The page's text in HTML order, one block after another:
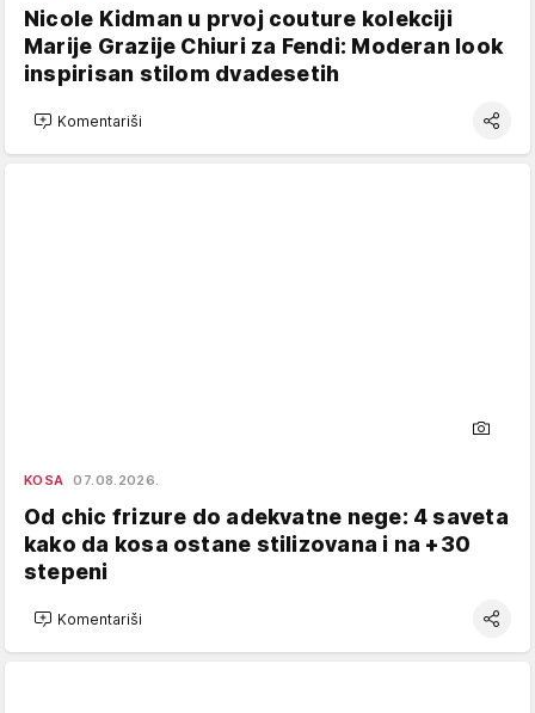
Nicole Kidman u prvoj couture kolekciji
Marije Grazije Chiuri za Fendi: Moderan look
inspirisan stilom dvadesetih
Komentariši
KOSA 07.08.2026.
Od chic frizure do adekvatne nege: 4 saveta
kako da kosa ostane stilizovana i na +30
stepeni
Komentariši